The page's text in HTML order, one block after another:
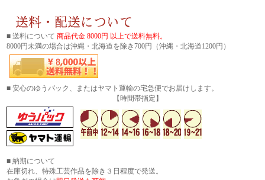
■ 送料について 商品代金 8000円 以上で送料無料。
8000円未満の場合は沖縄・北海道を除き700円（沖縄・北海道1200円）
■ 安心のゆうパック、またはヤマト運輸の宅急便でお届けします。
【時間帯指定】
■ 納期について
在庫切れ、特殊工芸作品を除き３日程度で発送。